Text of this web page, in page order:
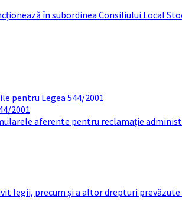
în subordinea Consiliului Local
pentru Legea 544/2001
2001
aferente pentru reclamație
legii, precum și a altor drepturi prevăzute